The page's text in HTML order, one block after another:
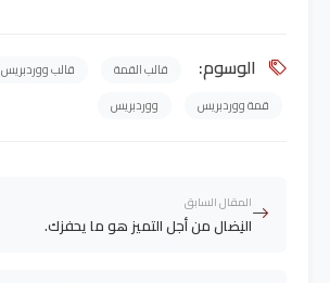
الوسوم: قالب القمة قالب ووردبريس
قمة ووردبريس
ووردبريس
المقال السابق
النِضال من أجل التميز هو ما يحفزك.